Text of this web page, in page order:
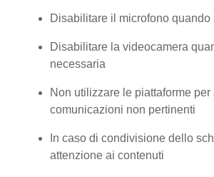
Disabilitare il microfono
Disabilitare la videocamera
necessaria
Non utilizzare le piattaforme per
comunicazioni non pertinenti
In caso di condivisione dello
attenzione ai contenuti